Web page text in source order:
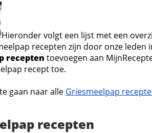
Hieronder volgt een lijst met een
recepten zijn door onze leden
recepten toevoegen aan
recept toe.
gaan naar alle Griesmeelpap
recepten